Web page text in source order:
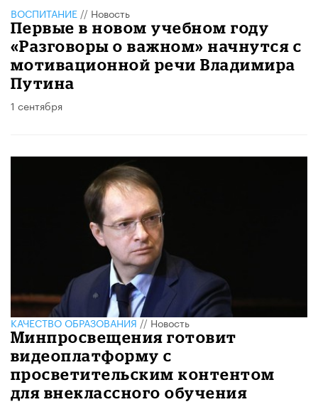
ВОСПИТАНИЕ // Новость
Первые в новом учебном году
«Разговоры о важном» начнутся с
мотивационной речи Владимира
Путина
1 сентября
КАЧЕСТВО ОБРАЗОВАНИЯ//Новость
Минпросвещения готовит
видеоплатформу с
просветительским контентом
для внеклассного обучения